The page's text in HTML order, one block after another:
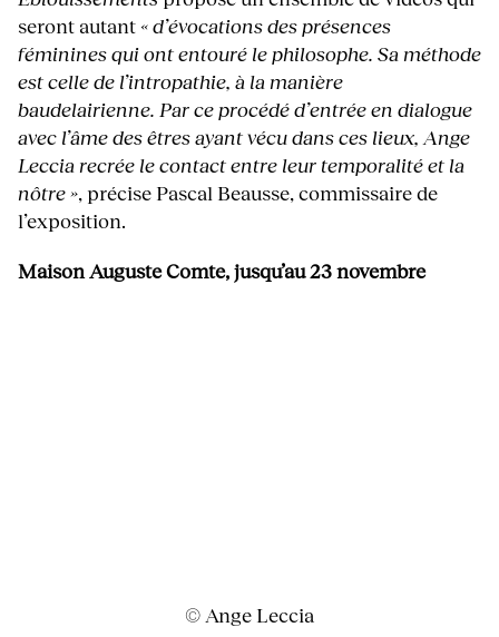
seront autant « d’évocations des présences
féminines qui ont entouré le philosophe. Sa méthode
est celle de l’intropathie, à la manière
baudelairienne. Par ce procédé d’entrée en dialogue
avec l’âme des êtres ayant vécu dans ces lieux, Ange
Leccia recrée le contact entre leur temporalité et la
nôtre », précise Pascal Beausse, commissaire de
l’exposition.
Maison Auguste Comte, jusqu’au 23 novembre
© Ange Leccia